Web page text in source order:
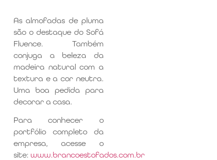
As almofadas de pluma
são o destaque do Sofá
Fluence. Também
conjuga a beleza da
madeira natural com a
textura e a cor neutra.
Uma boa pedida para
decorar a casa.
Para conhecer o
portfólio completo da
empresa, acesse o
site: www.brancoestofados.com.br